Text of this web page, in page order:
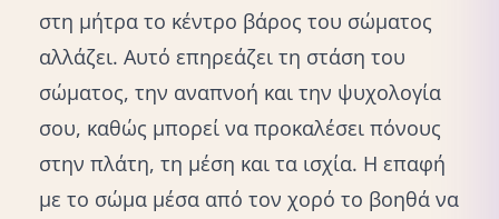
στη μήτρα το κέντρο βάρος του σώματος
αλλάζει. Αυτό επηρεάζει τη στάση του
σώματος, την αναπνοή και την ψυχολογία
σου, καθώς μπορεί να προκαλέσει πόνους
στην πλάτη, τη μέση και τα ισχία. Η επαφή
με το σώμα μέσα από τον χορό το βοηθά να